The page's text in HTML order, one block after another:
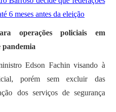
6 meses antes da eleição
operações policiais em
pandemia
Edson Fachin visando à
porém sem excluir das
dos serviços de segurança